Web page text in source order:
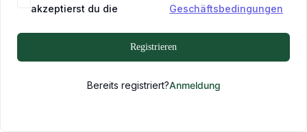
akzeptierst du die
Geschäftsbedingungen
Registrieren
Bereits registriert?Anmeldung